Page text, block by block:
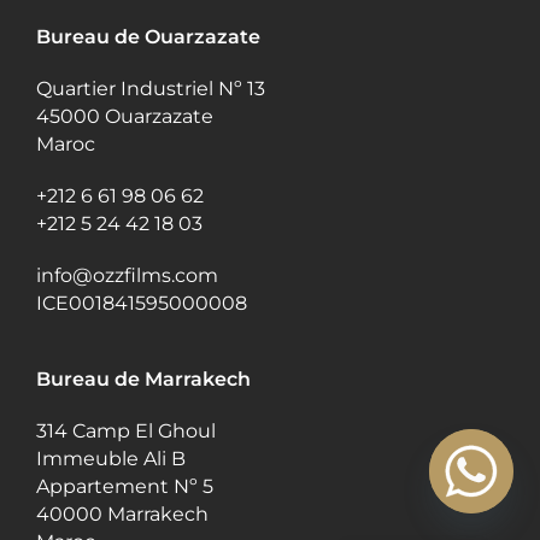
Bureau de Ouarzazate
Quartier Industriel Nº 13
45000 Ouarzazate
Maroc
+212 6 61 98 06 62
+212 5 24 42 18 03
info@ozzfilms.com
ICE001841595000008
Bureau de Marrakech
314 Camp El Ghoul
Immeuble Ali B
Appartement Nº 5
40000 Marrakech